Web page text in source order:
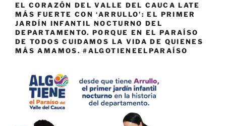
EL CORAZÓN DEL VALLE DEL CAUCA LATE
MÁS FUERTE CON ‘ARRULLO’: EL PRIMER
JARDÍN INFANTIL NOCTURNO DEL
DEPARTAMENTO. PORQUE EN EL PARAÍSO
DE TODOS CUIDAMOS LA VIDA DE QUIENES
MÁS AMAMOS. #ALGOTIENEELPARAÍSO